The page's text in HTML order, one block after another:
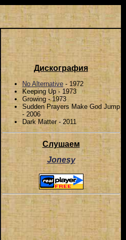
Дискография
No Alternative - 1972
Keeping Up - 1973
Growing - 1973
Sudden Prayers Make God Jump
- 2006
Dark Matter - 2011
Слушаем
Jonesy